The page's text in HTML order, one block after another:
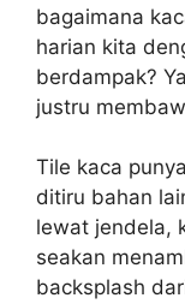
bagaimana
harian kita
berdampak?
justru
Tile kaca
ditiru bahan
lewat jendela,
seakan
backsplash